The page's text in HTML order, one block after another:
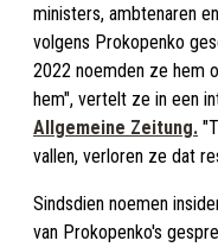
ministers, ambtenaren
volgens Prokopenko
2022 noemden ze hem
hem", vertelt ze in een
Allgemeine Zeitung.
vallen, verloren ze dat
Sindsdien noemen
van Prokopenko's